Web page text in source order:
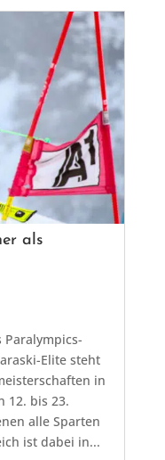
als
Elite steht
in
12. bis 23.
alle Sparten
ist dabei in...